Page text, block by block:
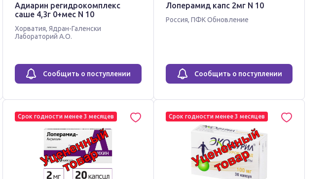
Адиарин регидрокомплекс
саше 4,3г 0+мес N 10
Хорватия, Ядран-Галенски
Лабораторий А.О.
Сообщить о поступлении
Лоперамид капс 2мг N 10
Россия,ПФК Обновление
Сообщить о поступлении
Срок годности менее 3 месяцев Срок годности менее 3 месяцев